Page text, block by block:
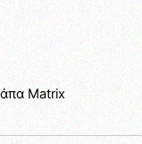
Matrix